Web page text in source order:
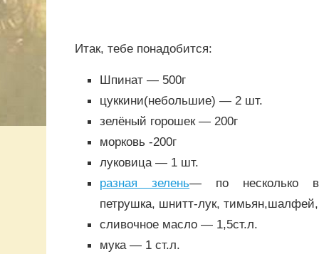
Итак, тебе понадобится:
Шпинат — 500г
цуккини(небольшие) — 2 шт.
зелёный горошек — 200г
морковь -200г
луковица — 1 шт.
разная зелень— по несколько
петрушка, шнитт-лук, тимьян,шалфей,
сливочное масло — 1,5ст.л.
мука — 1 ст.л.